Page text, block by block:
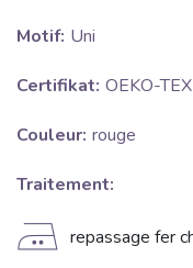
Motif: Uni
Certifikat: OEKO-
Couleur: rouge
Traitement:
E repassage fer